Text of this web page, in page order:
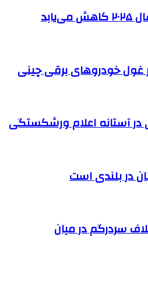
در آستانه اعلام ورشکستگی
در بلندی است
سردرگم در میان